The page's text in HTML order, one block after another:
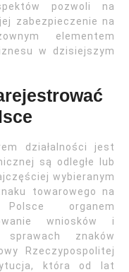
pozwoli na
zabezpieczenie na
elementem
w dzisiejszym
działalności jest
są odległe lub
wybieranym
towarowego na
organem
wniosków i
znaków
Rzeczypospolitej
która od lat